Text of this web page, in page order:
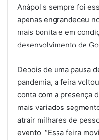
Anápolis sempre foi
apenas engrandeceu
mais bonita e em
desenvolvimento de
Depois de uma pausa
pandemia, a feira
conta com a presença
mais variados
atrair milhares de
evento. “Essa feira